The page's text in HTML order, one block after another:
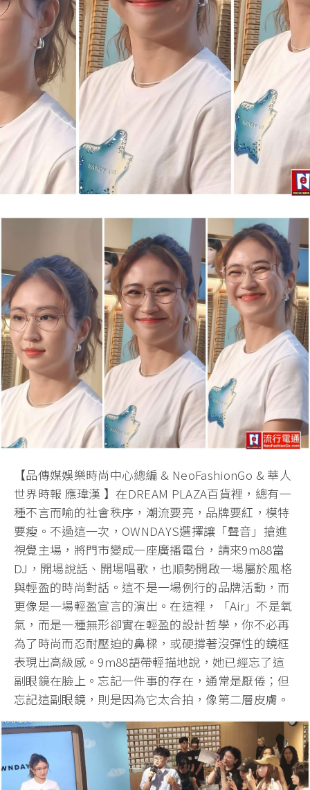
【品傳媒娛樂時尚中心總編 & NeoFashionGo & 華人
世界時報 應瑋漢 】在DREAM PLAZA百貨裡，總有一
種不言而喻的社會秩序，潮流要亮，品牌要紅，模特
要瘦。不過這一次，OWNDAYS選擇讓「聲音」搶進
視覺主場，將門市變成一座廣播電台，請來9m88當
DJ，開場說話、開場唱歌，也順勢開啟一場屬於風格
與輕盈的時尚對話。這不是一場例行的品牌活動，而
更像是一場輕盈宣言的演出。在這裡，「Air」不是氧
氣，而是一種無形卻實在輕盈的設計哲學，你不必再
為了時尚而忍耐壓迫的鼻樑，或硬撐著沒彈性的鏡框
表現出高級感。9m88語帶輕描地說，她已經忘了這
副眼鏡在臉上。忘記一件事的存在，通常是厭倦；但
忘記這副眼鏡，則是因為它太合拍，像第二層皮膚。